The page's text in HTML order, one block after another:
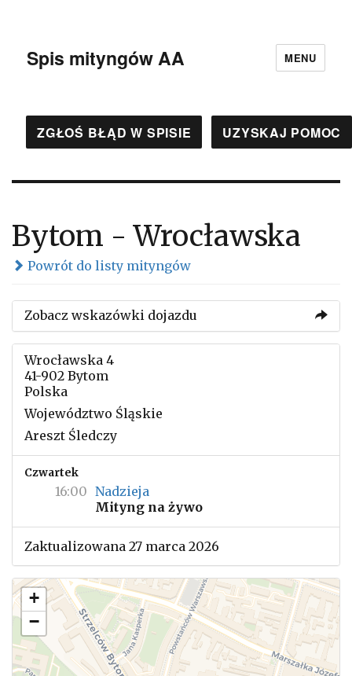
Spis mityngów AA MENU
ZGŁOŚ BŁĄD W SPISIE UZYSKAJ POMOC
Bytom - Wrocławska
Powrót do listy mityngów
Zobacz wskazówki dojazdu
Wrocławska 4
41-902 Bytom
Polska
Województwo Śląskie
Areszt Śledczy
Czwartek
16:00 Nadzieja
Mityng na żywo
Zaktualizowana 27 marca 2026
+
−